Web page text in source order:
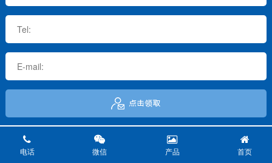
版权所有 © 上海紫英精密橡塑模具有限公司沪ICP备13041938号-1
电话 微信 产品 首页